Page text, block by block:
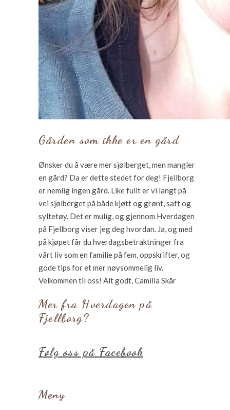
Gården som ikke er en gård
Ønsker du å være mer sjølberget, men mangler
en gård? Da er dette stedet for deg! Fjellborg
er nemlig ingen gård. Like fullt er vi langt på
vei sjølberget på både kjøtt og grønt, saft og
syltetøy. Det er mulig, og gjennom Hverdagen
på Fjellborg viser jeg deg hvordan. Ja, og med
på kjøpet får du hverdagsbetraktninger fra
vårt liv som en familie på fem, oppskrifter, og
gode tips for et mer nøysommelig liv.
Velkommen til oss! Alt godt, Camilla Skår
Mer fra Hverdagen på
Fjellborg?
Følg oss på Facebook
Meny